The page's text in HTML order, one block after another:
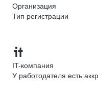
Организация
Тип регистрации
IT-компания
У работодателя есть